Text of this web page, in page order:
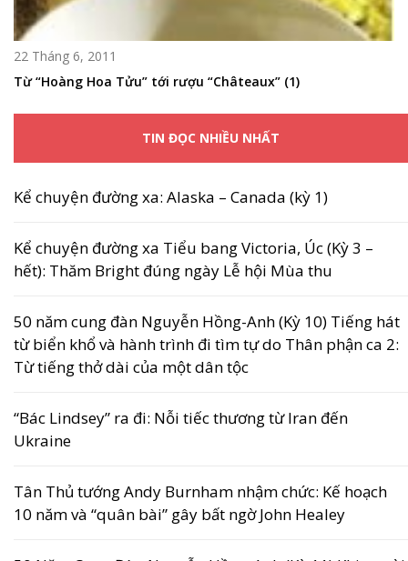
22 Tháng 6, 2011
Từ “Hoàng Hoa Tửu” tới rượu “Châteaux” (1)
TIN ĐỌC NHIỀU NHẤT
Kể chuyện đường xa: Alaska – Canada (kỳ 1)
Kể chuyện đường xa Tiểu bang Victoria, Úc (Kỳ 3 –
hết): Thăm Bright đúng ngày Lễ hội Mùa thu
50 năm cung đàn Nguyễn Hồng-Anh (Kỳ 10) Tiếng hát
từ biển khổ và hành trình đi tìm tự do Thân phận ca 2:
Từ tiếng thở dài của một dân tộc
“Bác Lindsey” ra đi: Nỗi tiếc thương từ Iran đến
Ukraine
Tân Thủ tướng Andy Burnham nhậm chức: Kế hoạch
10 năm và “quân bài” gây bất ngờ John Healey